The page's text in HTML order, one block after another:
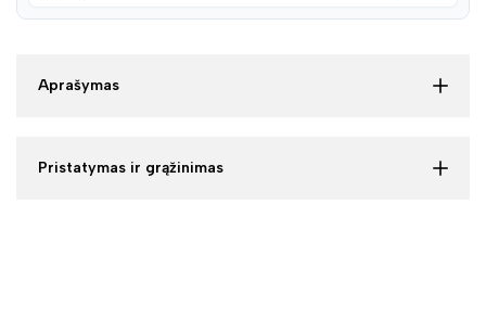
Aprašymas
Pristatymas ir grąžinimas